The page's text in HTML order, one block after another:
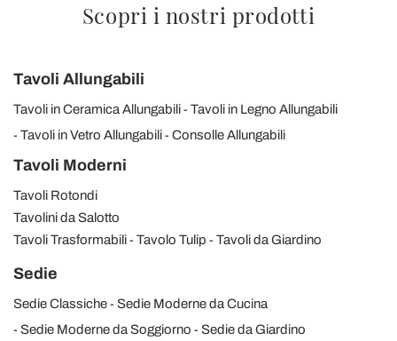
Scopri i nostri prodotti
Tavoli Allungabili
Tavoli in Ceramica Allungabili
Tavoli in Legno Allungabili
Tavoli in Vetro Allungabili
Consolle Allungabili
Tavoli Moderni
Tavoli Rotondi
Tavolini da Salotto
Tavoli Trasformabili
Tavolo Tulip Tavoli da Giardino
Sedie
Sedie Classiche
Sedie Moderne da Cucina
Sedie Moderne da Soggiorno
Sedie da Giardino